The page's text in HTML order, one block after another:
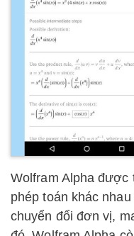
Wolfram Alpha được
phép toán khác
chuyển đổi đơn vị,